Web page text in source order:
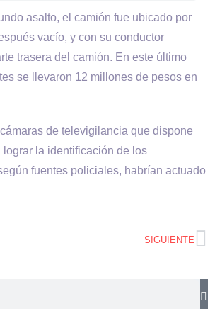
asalto, el camión fue ubicado por
vacío, y con su conductor
trasera del camión. En este último
se llevaron 12 millones de pesos en
de televigilancia que dispone
la identificación de los
fuentes policiales, habrían actuado
SIGUIENTE